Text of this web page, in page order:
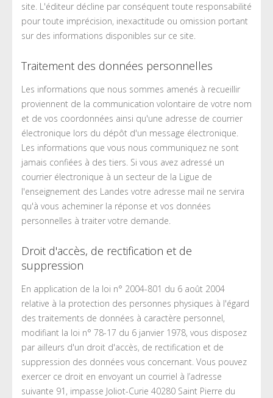
site. L'éditeur décline par conséquent toute responsabilité
pour toute imprécision, inexactitude ou omission portant
sur des informations disponibles sur ce site.
Traitement des données personnelles
Les informations que nous sommes amenés à recueillir
proviennent de la communication volontaire de votre nom
et de vos coordonnées ainsi qu'une adresse de courrier
électronique lors du dépôt d'un message électronique.
Les informations que vous nous communiquez ne sont
jamais confiées à des tiers. Si vous avez adressé un
courrier électronique à un secteur de la Ligue de
l'enseignement des Landes votre adresse mail ne servira
qu'à vous acheminer la réponse et vos données
personnelles à traiter votre demande.
Droit d'accès, de rectification et de
suppression
En application de la loi n° 2004-801 du 6 août 2004
relative à la protection des personnes physiques à l'égard
des traitements de données à caractère personnel,
modifiant la loi n° 78-17 du 6 janvier 1978, vous disposez
par ailleurs d'un droit d'accès, de rectification et de
suppression des données vous concernant. Vous pouvez
exercer ce droit en envoyant un courriel à l’adresse
suivante 91, impasse Joliot-Curie 40280 Saint Pierre du